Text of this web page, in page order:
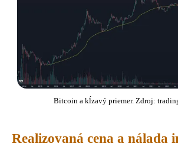
Bitcoin a kĺzavý priemer. Zdroj:
Realizovaná cena a nálada